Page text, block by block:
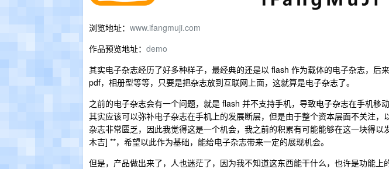
浏览地址： www.ifangmuji.com
作品预览地址： demo
其实电子杂志经历了好多种样子，最经典的还是以 flash 作为载体的电子杂志，后
pdf，相册型等等，只要是把杂志放到互联网上面，这就算是电子杂志了。
之前的电子杂志会有一个问题，就是 flash 并不支持手机，导致电子杂志在手机移
其实应该可以弥补电子杂志在手机上的发展断层，但是由于整个资本层面不关注，
杂志非常匮乏，因此我觉得这是一个机会，我之前的积累有可能能够在这一块得以
木吉] **，希望以此作为基础，能给电子杂志带来一定的展现机会。
但是，产品做出来了，人也迷茫了，因为我不知道这东西能干什么，也许是功能上